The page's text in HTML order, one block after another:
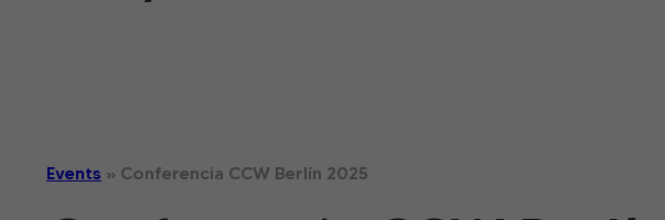
Events » Conferencia CCW Berlín 2025